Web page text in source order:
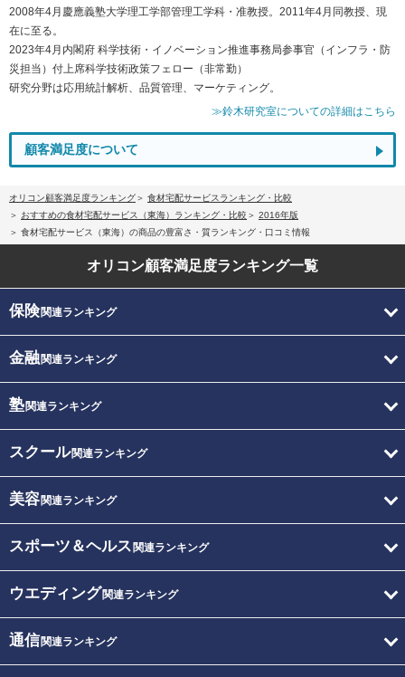
2008年4月慶應義塾大学理工学部管理工学科・准教授。2011年4月同教授、現
在に至る。
2023年4月内閣府 科学技術・イノベーション推進事務局参事官（インフラ・防
災担当）付上席科学技術政策フェロー（非常勤）
研究分野は応用統計解析、品質管理、マーケティング。
≫鈴木研究室についての詳細はこちら
顧客満足度について
オリコン顧客満足度ランキング
食材宅配サービスランキング・比較
おすすめの食材宅配サービス（東海）ランキング・比較
2016年版
食材宅配サービス（東海）の商品の豊富さ・質ランキング・口コミ情報
オリコン顧客満足度ランキング一覧
保険関連ランキング
金融関連ランキング
塾関連ランキング
スクール関連ランキング
美容関連ランキング
スポーツ＆ヘルス 関連ランキング
ウエディング関連ランキング
通信関連ランキング